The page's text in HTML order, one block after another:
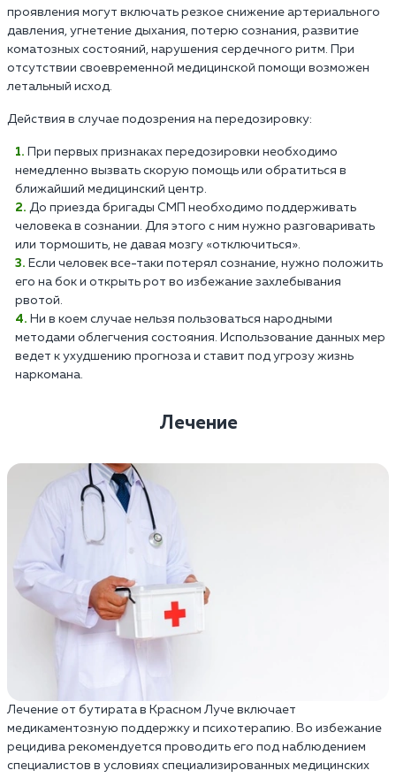
проявления могут включать резкое снижение артериального
давления, угнетение дыхания, потерю сознания, развитие
коматозных состояний, нарушения сердечного ритм. При
отсутствии своевременной медицинской помощи возможен
летальный исход.
Действия в случае подозрения на передозировку:
При первых признаках передозировки необходимо
немедленно вызвать скорую помощь или обратиться в
ближайший медицинский центр.
До приезда бригады СМП необходимо поддерживать
человека в сознании. Для этого с ним нужно разговаривать
или тормошить, не давая мозгу «отключиться».
Если человек все-таки потерял сознание, нужно положить
его на бок и открыть рот во избежание захлебывания
рвотой.
Ни в коем случае нельзя пользоваться народными
методами облегчения состояния. Использование данных мер
ведет к ухудшению прогноза и ставит под угрозу жизнь
наркомана.
Лечение
Лечение от бутирата в Красном Луче включает
медикаментозную поддержку и психотерапию. Во избежание
рецидива рекомендуется проводить его под наблюдением
специалистов в условиях специализированных медицинских